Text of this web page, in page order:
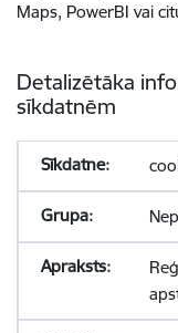
Maps, PowerBI vai
Detalizētāka
sīkdatnēm